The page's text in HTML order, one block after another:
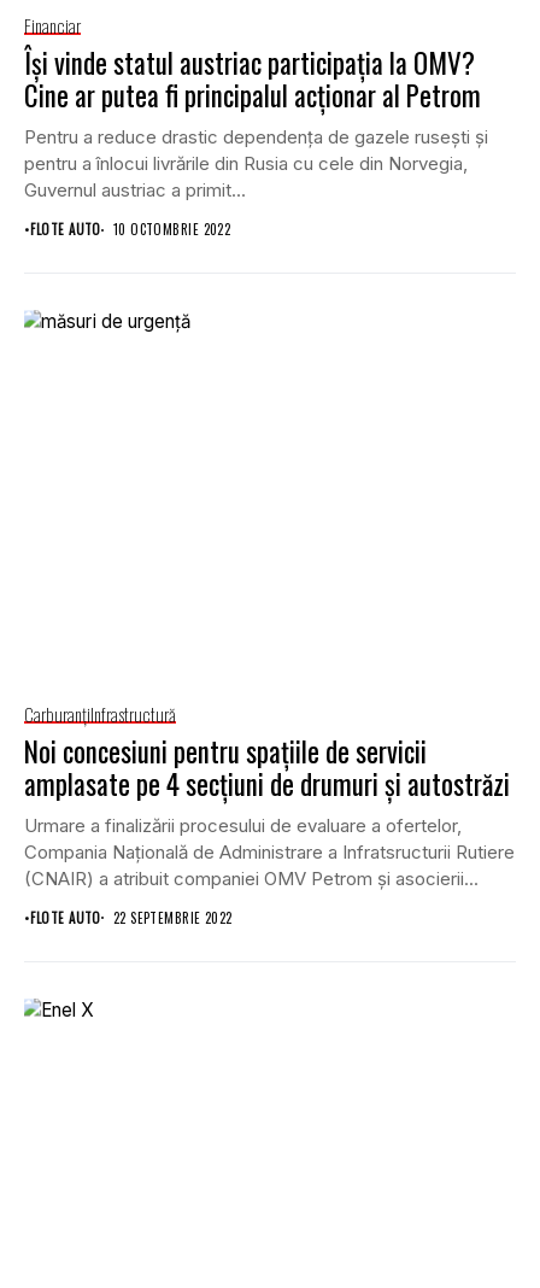
Financiar
Își vinde statul austriac participația la OMV?
Cine ar putea fi principalul acționar al Petrom
Pentru a reduce drastic dependența de gazele rusești și
pentru a înlocui livrările din Rusia cu cele din Norvegia,
Guvernul austriac a primit...
•FLOTE AUTO 10 OCTOMBRIE 2022
CarburanţiInfrastructură
Noi concesiuni pentru spațiile de servicii
amplasate pe 4 secțiuni de drumuri și autostrăzi
Urmare a finalizării procesului de evaluare a ofertelor,
Compania Națională de Administrare a Infratsructurii Rutiere
(CNAIR) a atribuit companiei OMV Petrom și asocierii...
•FLOTE AUTO 22 SEPTEMBRIE 2022